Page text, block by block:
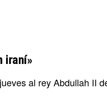
iraní»
al rey Abdullah II